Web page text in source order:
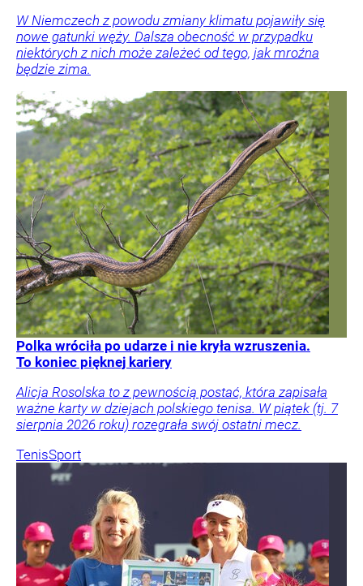
W Niemczech z powodu zmiany klimatu pojawiły się
nowe gatunki węży. Dalsza obecność w przypadku
niektórych z nich może zależeć od tego, jak mroźna
będzie zima.
Polka wróciła po udarze i nie kryła wzruszenia.
To koniec pięknej kariery
Alicja Rosolska to z pewnością postać, która zapisała
ważne karty w dziejach polskiego tenisa. W piątek (tj. 7
sierpnia 2026 roku) rozegrała swój ostatni mecz.
TenisSport